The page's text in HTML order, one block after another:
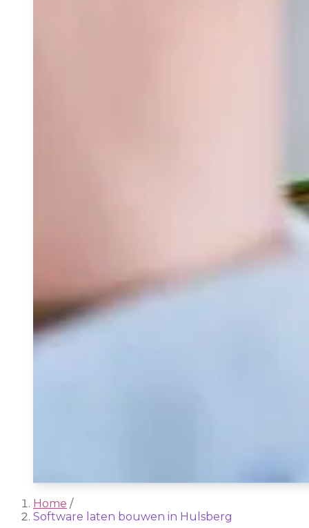
Home /
Software laten bouwen in Hulsberg